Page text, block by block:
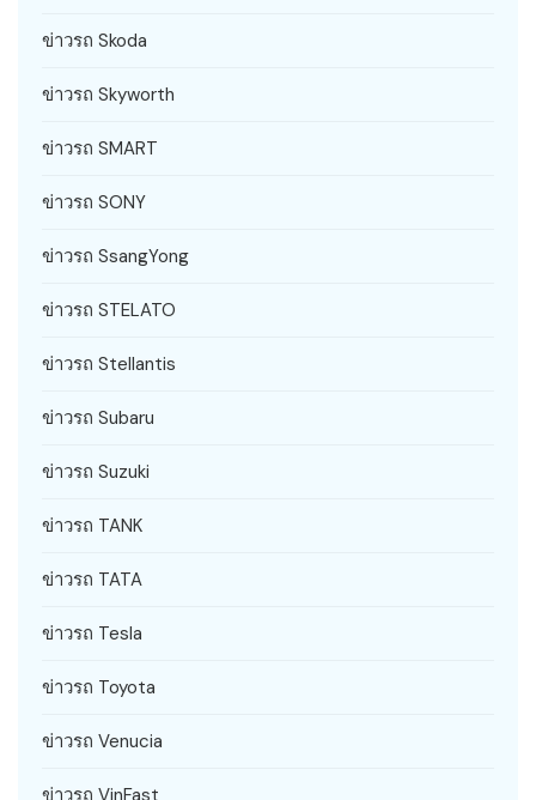
ข่าวรถ Skoda
ข่าวรถ Skyworth
ข่าวรถ SMART
ข่าวรถ SONY
ข่าวรถ SsangYong
ข่าวรถ STELATO
ข่าวรถ Stellantis
ข่าวรถ Subaru
ข่าวรถ Suzuki
ข่าวรถ TANK
ข่าวรถ TATA
ข่าวรถ Tesla
ข่าวรถ Toyota
ข่าวรถ Venucia
ข่าวรถ VinFast